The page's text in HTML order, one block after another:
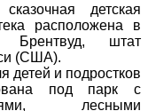
детская
расположена в
Брентвуд, штат
(США).
детей и подростков
под парк с
лесными